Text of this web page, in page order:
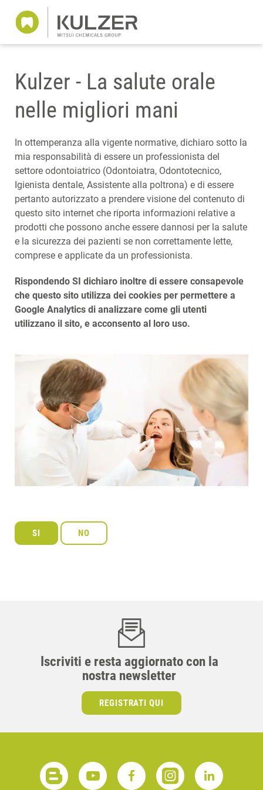
Kulzer - La salute orale
nelle migliori mani
In ottemperanza alla vigente normative, dichiaro sotto la
mia responsabilità di essere un professionista del
settore odontoiatrico (Odontoiatra, Odontotecnico,
Igienista dentale, Assistente alla poltrona) e di essere
pertanto autorizzato a prendere visione del contenuto di
questo sito internet che riporta informazioni relative a
prodotti che possono anche essere dannosi per la salute
e la sicurezza dei pazienti se non correttamente lette,
comprese e applicate da un professionista.
Rispondendo SI dichiaro inoltre di essere consapevole
che questo sito utilizza dei cookies per permettere a
Google Analytics di analizzare come gli utenti
utilizzano il sito, e acconsento al loro uso.
Iscriviti e resta aggiornato con la
nostra newsletter
REGISTRATI QUI